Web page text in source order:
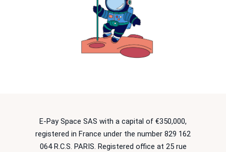
E-Pay Space SAS with a capital of €350,000,
registered in France under the number 829 162
064 R.C.S. PARIS. Registered office at 25 rue